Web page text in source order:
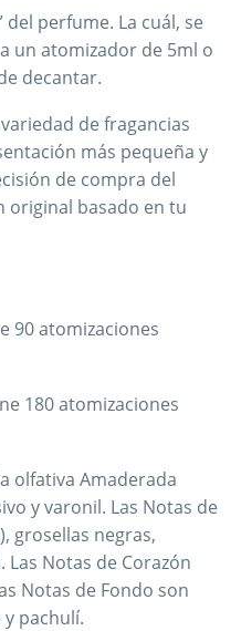
perfume. La cuál, se
un atomizador de 5ml o
decantar.
de fragancias
más pequeña y
de compra del
original basado en tu
90 atomizaciones
180 atomizaciones
olfativa Amaderada
y varonil. Las Notas de
grosellas negras,
Notas de Corazón
Notas de Fondo son
pachulí.